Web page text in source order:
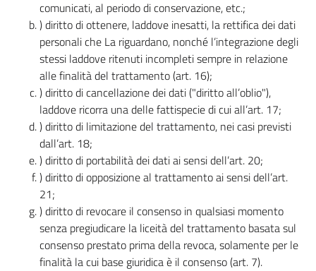
comunicati, al periodo di conservazione, etc.;
) diritto di ottenere, laddove inesatti, la rettifica dei dati
personali che La riguardano, nonché l’integrazione degli
stessi laddove ritenuti incompleti sempre in relazione
alle finalità del trattamento (art. 16);
) diritto di cancellazione dei dati ("diritto all’oblio"),
laddove ricorra una delle fattispecie di cui all’art. 17;
) diritto di limitazione del trattamento, nei casi previsti
dall’art. 18;
) diritto di portabilità dei dati ai sensi dell’art. 20;
) diritto di opposizione al trattamento ai sensi dell’art.
21;
) diritto di revocare il consenso in qualsiasi momento
senza pregiudicare la liceità del trattamento basata sul
consenso prestato prima della revoca, solamente per le
finalità la cui base giuridica è il consenso (art. 7).